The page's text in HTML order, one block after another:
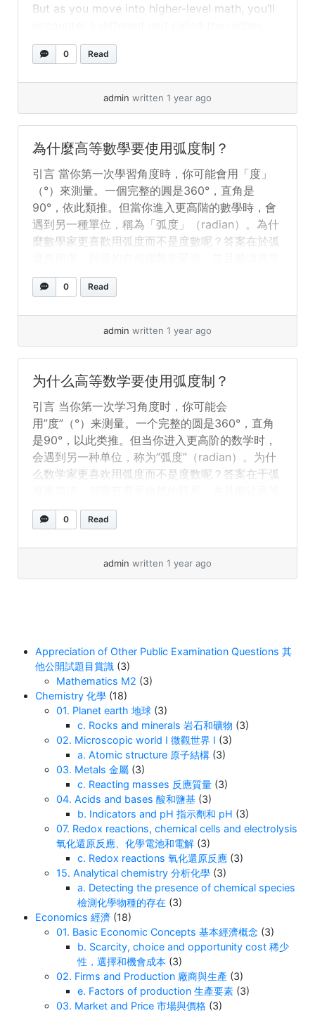
But as you move into higher-level math, you’ll
Why do mathematicians prefer radians over
degrees? The answer lies in simplicity, natural
0 Read
admin written 1 year ago
為什麼高等數學要使用弧度制？
引言 當你第一次學習角度時，你可能會用「度」
（°）來測量。一個完整的圓是360°，直角是
90°，依此類推。但當你進入更高階的數學時，會
遇到另一種單位，稱為「弧度」（radian）。為什
麼數學家更喜歡用弧度而不是度數呢？答案在於弧
數學的運算更簡單。 什麼是弧度？ 弧度是基於圓
的半徑來測量角度的一種方式，定義如下： 因
什麼好用？ 1. 與圓的自然聯繫 度數的定義是人為
弧度直接來自圓的結構。由於圓周長是 2πr，使用
弧度能讓數學公式更簡潔。例如： 這樣的表示方
式讓公式更簡潔。 2. 簡化微積分與三角函數 在高
等數學（如微積分）中，使用弧度能讓導數和積分
的計算更簡潔。例如： 3. 在物理和工程中的重要
性 弧度在物理學中自然出現，例如： 使用弧度能
讓方程式保持一致，避免不必要的單位轉換。 例
子：比較度數與弧度 假設你想計算圓上一段弧的
計算更簡單！ 結論 弧度一開始可能看起來有點奇
怪，但在高等數學中，它是一種更自然的角度測量
方式。它能簡化公式、讓微積分更直觀，並且在科
學和工程中廣泛應用。因此，隨著你學習更深入的
數學，你會發現弧度的重要性——它能讓數學運算
0 Read
admin written 1 year ago
为什么高等数学要使用弧度制？
引言 当你第一次学习角度时，你可能会
用”度”（°）来测量。一个完整的圆是360°，直角
是90°，以此类推。但当你进入更高阶的数学时，
会遇到另一种单位，称为”弧度”（radian）。为什
么数学家更喜欢用弧度而不是度数呢？答案在于弧
数学的运算更简单。 什么是弧度？ 弧度是基于圆
的半径来测量角度的一种方式，定义如下： 因
么好用？ 1. 与圆有自然联系 度数的定义是人为的
计算更简洁。例如： 3. 在物理和工程中的重要性
弧度在物理学中自然出现，例如： 使用弧度能让
方程保持一致，避免不必要的单位转换。 例子：
比较度数与弧度 假设你想计算圆上一段弧的长
度： 如果使用度数，则需要额外步骤： 弧度让计
算更简单！ 结论 弧度一开始可能看起来有点奇
怪，但在高等数学中，它是一种更自然的角度测量
方式。它能简化公式、让微积分更直观，并且在科
学和工程中广泛应用。因此，随着你学习更深入的
数学，你会发现弧度的重要性——它能让数学运算
更简洁高效！
0 Read
admin written 1 year ago
Appreciation of Other Public Examination Questions 其
他公開試題目賞識 (3)
Mathematics M2 (3)
Chemistry 化學 (18)
01. Planet earth 地球 (3)
c. Rocks and minerals 岩石和礦物 (3)
02. Microscopic world I 微觀世界 I (3)
a. Atomic structure 原子結構 (3)
03. Metals 金屬 (3)
c. Reacting masses 反應質量 (3)
04. Acids and bases 酸和鹽基 (3)
b. Indicators and pH 指示劑和 pH (3)
07. Redox reactions, chemical cells and electrolysis
氧化還原反應、化學電池和電解 (3)
c. Redox reactions 氧化還原反應 (3)
15. Analytical chemistry 分析化學 (3)
a. Detecting the presence of chemical species
檢測化學物種的存在 (3)
Economics 經濟 (18)
01. Basic Economic Concepts 基本經濟概念 (3)
b. Scarcity, choice and opportunity cost 稀少
性，選擇和機會成本 (3)
02. Firms and Production 廠商與生產 (3)
e. Factors of production 生產要素 (3)
03. Market and Price 市場與價格 (3)